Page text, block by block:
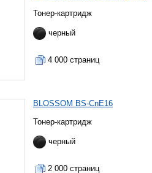
Тонер-картридж
черный
4 000 страниц
BLOSSOM BS-CnE16
Тонер-картридж
черный
2 000 страниц